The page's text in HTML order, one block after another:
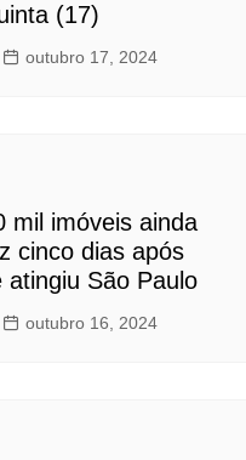
(17)
outubro 17, 2024
mil imóveis ainda
cinco dias após
atingiu São Paulo
outubro 16, 2024